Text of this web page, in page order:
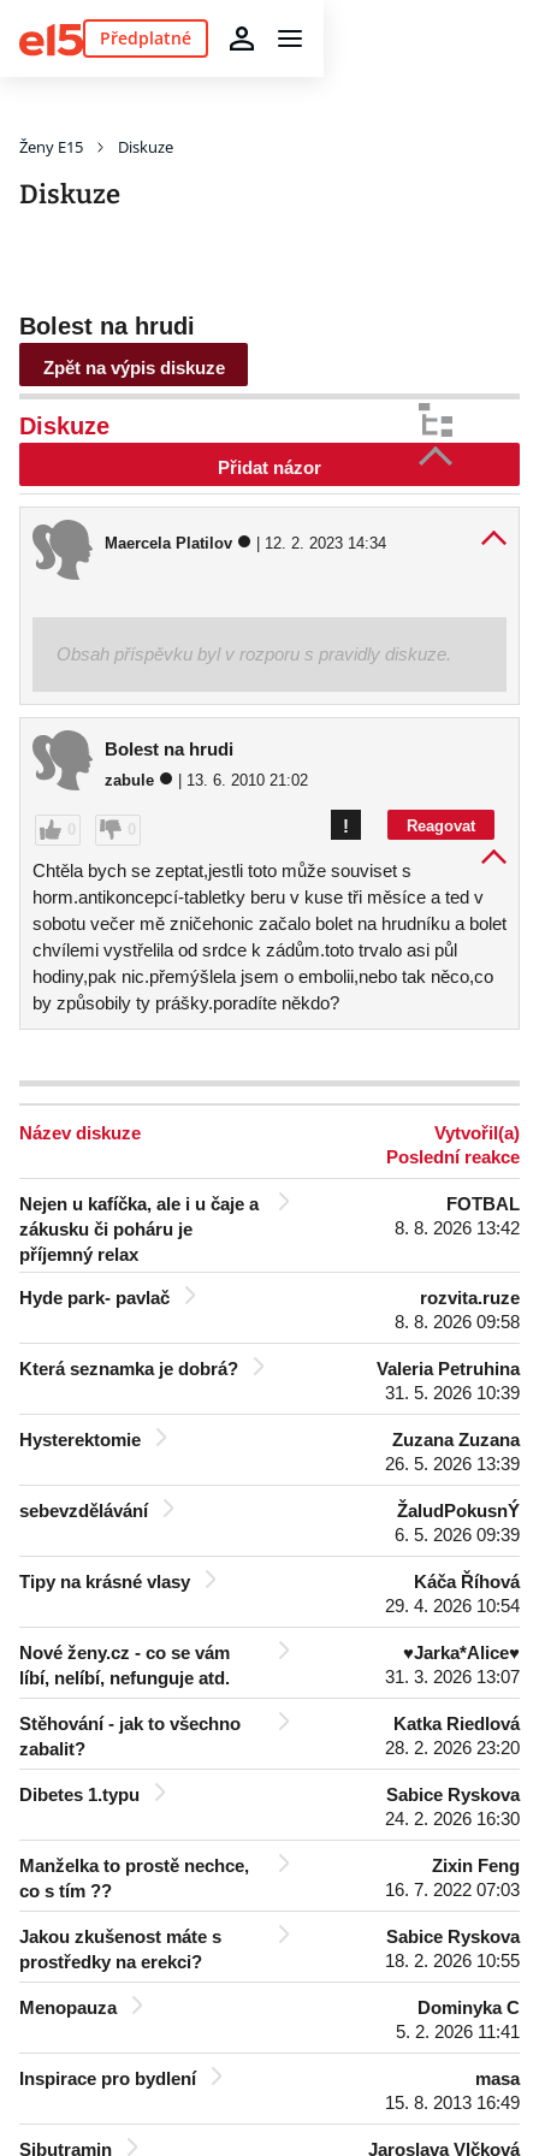
Předplatné
Ženy E15 Diskuze
Diskuze
Bolest na hrudi
Zpět na výpis diskuze
Diskuze
Přidat názor
Maercela Platilov | 12. 2. 2023 14:34
Obsah příspěvku byl v rozporu s pravidly diskuze.
Bolest na hrudi
zabule | 13. 6. 2010 21:02
0 0 Reagovat
!
Chtěla bych se zeptat,jestli toto může souviset s
horm.antikoncepcí-tabletky beru v kuse tři měsíce a ted v
sobotu večer mě zničehonic začalo bolet na hrudníku a bolet
chvílemi vystřelila od srdce k zádům.toto trvalo asi půl
hodiny,pak nic.přemýšlela jsem o embolii,nebo tak něco,co
by způsobily ty prášky.poradíte někdo?
Název diskuze
Vytvořil(a)
Poslední reakce
Nejen u kafíčka, ale i u čaje a
zákusku či poháru je
příjemný relax
FOTBAL
8. 8. 2026 13:42
Hyde park- pavlač
rozvita.ruze
8. 8. 2026 09:58
Která seznamka je dobrá?
Valeria Petruhina
31. 5. 2026 10:39
Hysterektomie
Zuzana Zuzana
26. 5. 2026 13:39
sebevzdělávání
ŽaludPokusnÝ
6. 5. 2026 09:39
Tipy na krásné vlasy
Káča Říhová
29. 4. 2026 10:54
Nové ženy.cz - co se vám
líbí, nelíbí, nefunguje atd.
♥Jarka*Alice♥
31. 3. 2026 13:07
Stěhování - jak to všechno
zabalit?
Katka Riedlová
28. 2. 2026 23:20
Dibetes 1.typu
Sabice Ryskova
24. 2. 2026 16:30
Manželka to prostě nechce,
co s tím ??
Zixin Feng
16. 7. 2022 07:03
Jakou zkušenost máte s
prostředky na erekci?
Sabice Ryskova
18. 2. 2026 10:55
Menopauza
Dominyka C
5. 2. 2026 11:41
Inspirace pro bydlení
masa
15. 8. 2013 16:49
Sibutramin Jaroslava Vlčková